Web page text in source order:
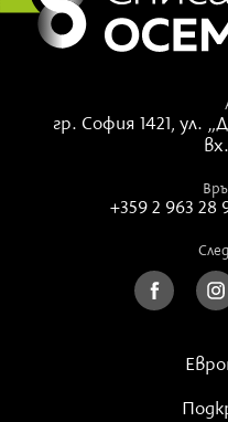
гр. София 1421, ул.
+359 2 963 28